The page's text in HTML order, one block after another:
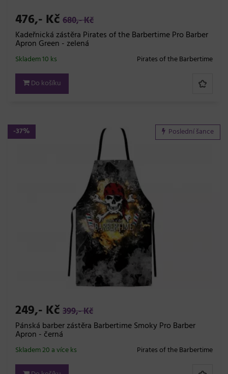
476,- Kč 680,- Kč
Kadeřnická zástěra Pirates of the Barbertime Pro Barber
Apron Green - zelená
Pirates of the Barbertime
Skladem 10 ks
Do košíku
-37% Poslední šance
249,- Kč 399,- Kč
Pánská barber zástěra Barbertime Smoky Pro Barber
Apron - černá
Pirates of the Barbertime
Skladem 20 a více ks